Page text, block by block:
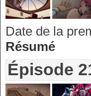
Date de la
Résumé
Épisode